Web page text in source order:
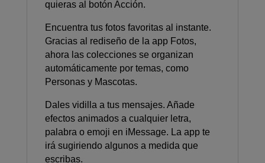
quieras al botón Acción.
Encuentra tus fotos favoritas al instante.
Gracias al rediseño de la app Fotos,
ahora las colecciones se organizan
automáticamente por temas, como
Personas y Mascotas.
Dales vidilla a tus mensajes. Añade
efectos animados a cualquier letra,
palabra o emoji en iMessage. La app te
irá sugiriendo algunos a medida que
escribas.